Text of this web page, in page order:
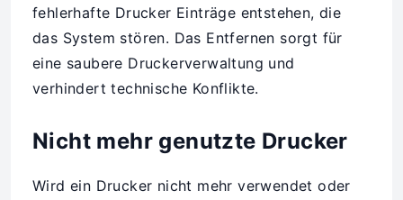
fehlerhafte Drucker Einträge entstehen, die
das System stören. Das Entfernen sorgt für
eine saubere Druckerverwaltung und
verhindert technische Konflikte.
Nicht mehr genutzte Drucker
Wird ein Drucker nicht mehr verwendet oder